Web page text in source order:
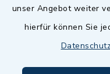
unser Angebot weiter
hierfür können Sie
Zenngrund Allianz
Dillenberggruppe